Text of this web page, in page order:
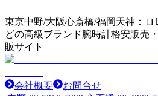
東京中野/大阪心斎橋/福岡天神：
どの高級ブランド腕時計格安販売
販サイト
会社概要
お問合せ